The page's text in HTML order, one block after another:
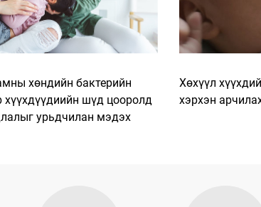
хөндийн бактерийн
хүүхдүүдиийн шүд цооролд
урьдчилан мэдэх
Хөхүүл
хэрхэн